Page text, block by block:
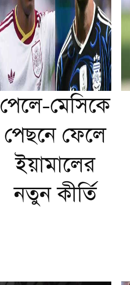
পেলে-মেসিকে
পেছনে ফেলে
ইয়ামালের
নতুন কীর্তি